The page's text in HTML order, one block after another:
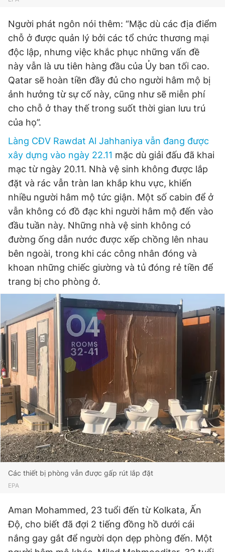
Người phát ngôn nói thêm: “Mặc dù các địa điểm
chỗ ở được quản lý bởi các tổ chức thương mại
độc lập, nhưng việc khắc phục những vấn đề
này vẫn là ưu tiên hàng đầu của Ủy ban tối cao.
Qatar sẽ hoàn tiền đầy đủ cho người hâm mộ bị
ảnh hưởng từ sự cố này, cũng như sẽ miễn phí
cho chỗ ở thay thế trong suốt thời gian lưu trú
của họ”.
Làng CĐV Rawdat Al Jahhaniya vẫn đang được
xây dựng vào ngày 22.11 mặc dù giải đấu đã khai
mạc từ ngày 20.11. Nhà vệ sinh không được lắp
đặt và rác vẫn tràn lan khắp khu vực, khiến
nhiều người hâm mộ tức giận. Một số cabin để ở
vẫn không có đồ đạc khi người hâm mộ đến vào
đầu tuần này. Những nhà vệ sinh không có
đường ống dẫn nước được xếp chồng lên nhau
bên ngoài, trong khi các công nhân đóng và
khoan những chiếc giường và tủ đóng rẻ tiền để
trang bị cho phòng ở.
Các thiết bị phòng vẫn được gấp rút lắp đặt
EPA
Aman Mohammed, 23 tuổi đến từ Kolkata, Ấn
Độ, cho biết đã đợi 2 tiếng đồng hồ dưới cái
nắng gay gắt để người dọn dẹp phòng đến. Một